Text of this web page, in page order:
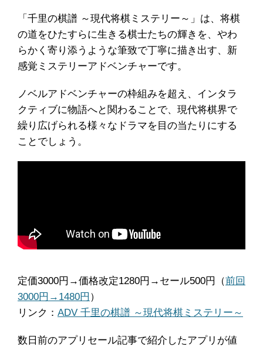
「千里の棋譜 ～現代将棋ミステリー～」は、将棋
の道をひたすらに生きる棋士たちの輝きを、やわ
らかく寄り添うような筆致で丁寧に描き出す、新
感覚ミステリーアドベンチャーです。
ノベルアドベンチャーの枠組みを超え、インタラ
クティブに物語へと関わることで、現代将棋界で
繰り広げられる様々なドラマを目の当たりにする
ことでしょう。
定価3000円→価格改定1280円→セール500円（前回
3000円→1480円 ）
リンク： ADV 千里の棋譜 ～現代将棋ミステリー～
数日前のアプリセール記事で紹介したアプリが値